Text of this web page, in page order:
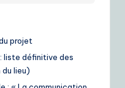
projet
liste définitive des
lieu)